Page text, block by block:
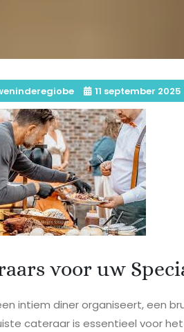
11 september 2025
voor uw
intiem diner organiseert, een
cateraar is essentieel voor